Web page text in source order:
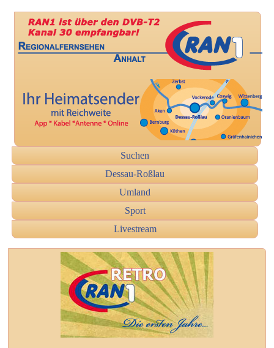
Suchen
Dessau-Roßlau
Umland
Sport
Livestream